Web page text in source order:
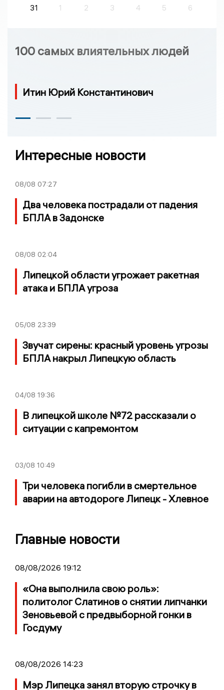
31 1 2 3 4 5 6
100 самых влиятельных людей
Итин Юрий Константинович
Интересные новости
08/08 07:27
Два человека пострадали от падения
БПЛА в Задонске
08/08 02:04
Липецкой области угрожает ракетная
атака и БПЛА угроза
05/08 23:39
Звучат сирены: красный уровень угрозы
БПЛА накрыл Липецкую область
04/08 19:36
В липецкой школе №72 рассказали о
ситуации с капремонтом
03/08 10:49
Три человека погибли в смертельное
аварии на автодороге Липецк - Хлевное
Главные новости
08/08/2026 19:12
«Она выполнила свою роль»:
политолог Слатинов о снятии липчанки
Зеновьевой с предвыборной гонки в
Госдуму
08/08/2026 14:23
Мэр Липецка занял вторую строчку в